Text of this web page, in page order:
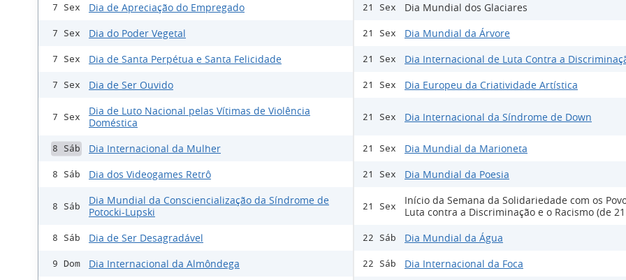
7 Sex Dia de Apreciação do Empregado
7 Sex Dia do Poder Vegetal
7 Sex Dia de Santa Perpétua e Santa Felicidade
7 Sex Dia de Ser Ouvido
7 Sex
Dia de Luto Nacional pelas Vítimas de Violência
Doméstica
8 Sáb Dia Internacional da Mulher
8 Sáb Dia dos Videogames Retrô
8 Sáb
Dia Mundial da Consciencialização da Síndrome de
Potocki-Lupski
8 Sáb Dia de Ser Desagradável
9 Dom Dia Internacional da Almôndega
21 Sex Dia Mundial dos Glaciares
21 Sex Dia Mundial da Árvore
21 Sex Dia Internacional de Luta Contra a
21 Sex Dia Europeu da Criatividade Artística
21 Sex Dia Internacional da Síndrome de Down
21 Sex Dia Mundial da Marioneta
21 Sex Dia Mundial da Poesia
21 Sex
Início da Semana da Solidariedade com os
Luta contra a Discriminação e o Racismo (de
22 Sáb Dia Mundial da Água
22 Sáb Dia Internacional da Foca